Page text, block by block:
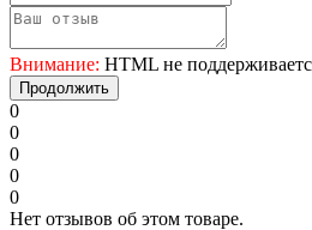
Внимание: HTML не
Продолжить
0
0
0
0
0
Нет отзывов об этом товаре.